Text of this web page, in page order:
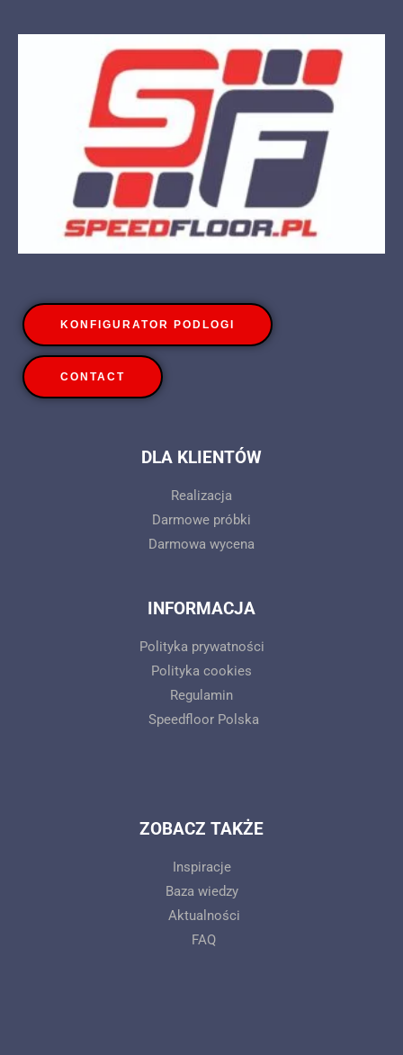
KONFIGURATOR PODLOGI
CONTACT
DLA KLIENTÓW
Realizacja
Darmowe próbki
Darmowa wycena
INFORMACJA
Polityka prywatności
Polityka cookies
Regulamin
Speedfloor Polska
ZOBACZ TAKŻE
Inspiracje
Baza wiedzy
Aktualności
FAQ